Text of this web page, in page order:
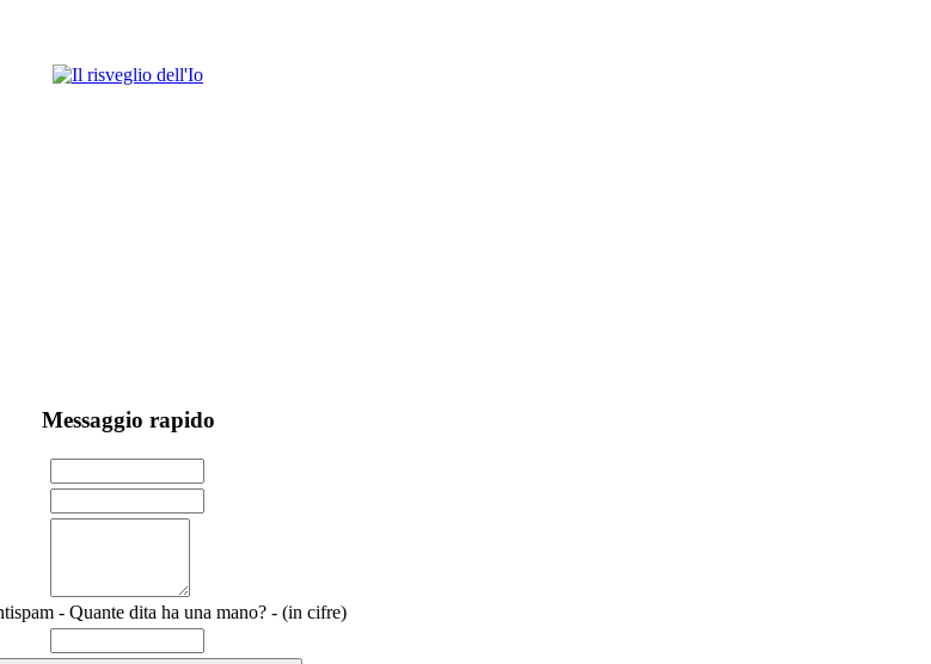
Messaggio rapido
- Quante dita ha una mano? - (in cifre)